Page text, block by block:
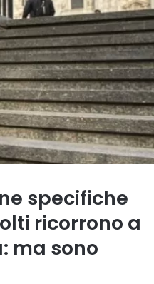
specifiche
ricorrono a
ma sono